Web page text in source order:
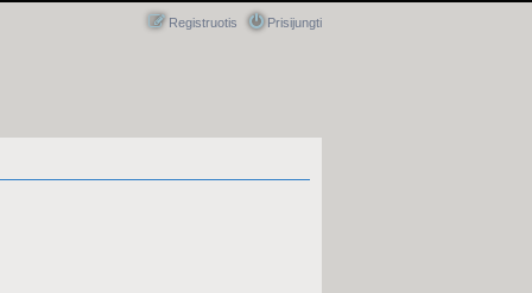
Prisijungti
Registruotis